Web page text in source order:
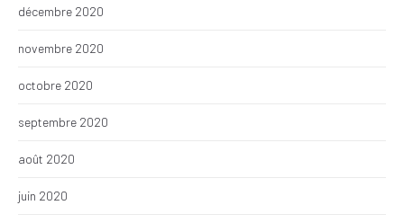
décembre 2020
novembre 2020
octobre 2020
septembre 2020
août 2020
juin 2020